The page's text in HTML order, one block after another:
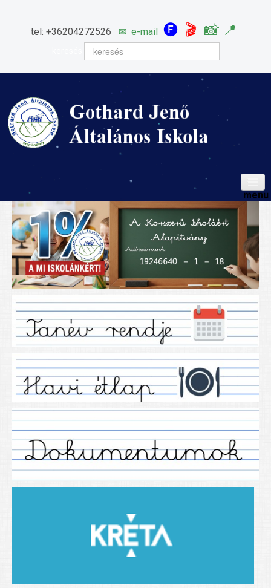
tel: +36204272526 ✉ e-mail 🅕 🎬 📸 📍
HÍREINK
ISKOLÁNK
Igazgatói köszöntő
Iskolánkról
Tanáraink
Tanéveink
Régebbi tanéveink
2021/2022 tanév
2013/2014. tanév
2014/2015. tanév
2015/2016. tanév
2016/2017 tanév
2018/2019 tanév
2019/2020-as tanév